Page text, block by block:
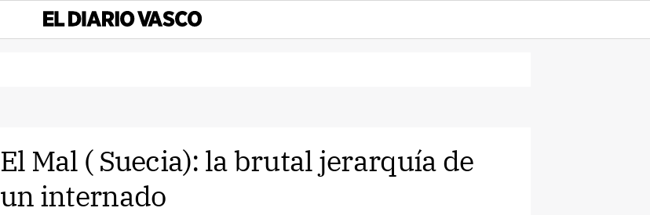
El Mal ( Suecia): la brutal jerarquía de
un internado